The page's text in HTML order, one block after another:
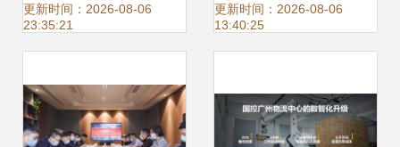
服系列 滑板界的叛
更新时间：2026-08-06
23:35:21
居家实用美学
更新时间：2026-08-06
13:40:25